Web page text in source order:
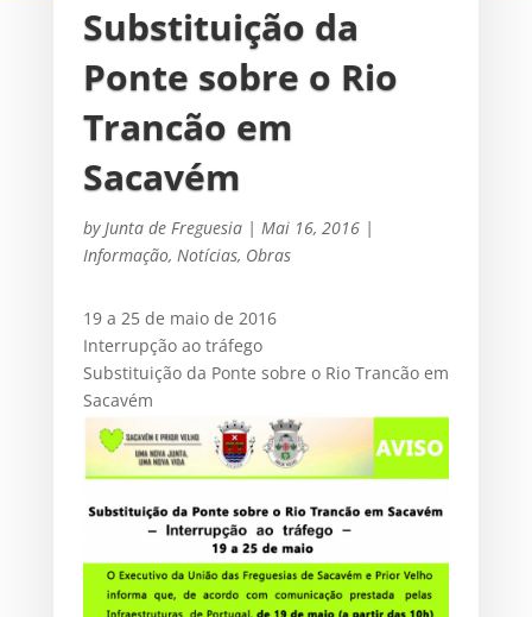
Substituição da
Ponte sobre o Rio
Trancão em
Sacavém
by Junta de Freguesia| Mai 16, 2016|
Informação, Notícias, Obras
19 a 25 de maio de 2016
Interrupção ao tráfego
Substituição da Ponte sobre o Rio Trancão em
Sacavém